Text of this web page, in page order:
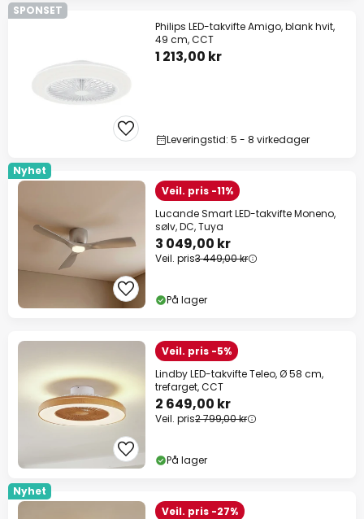
SPONSET
Philips LED-takvifte Amigo, blank hvit,
49 cm, CCT
1 213,00 kr
Leveringstid: 5 - 8 virkedager
Nyhet
Veil. pris -11%
Lucande Smart LED-takvifte Moneno,
sølv, DC, Tuya
3 049,00 kr
Veil. pris3 449,00 kr
På lager
Veil. pris -5%
Lindby LED-takvifte Teleo, Ø 58 cm,
trefarget, CCT
2 649,00 kr
Veil. pris2 799,00 kr
På lager
Nyhet
Veil. pris -27%